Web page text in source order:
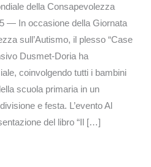
della Consapevolezza
— In occasione della Giornata
sull’Autismo, il plesso “Case
Dusmet-Doria ha
coinvolgendo tutti i bambini
scuola primaria in un
e festa. L’evento Al
del libro “Il […]